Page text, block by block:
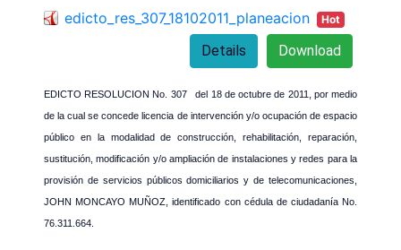
edicto_res_307_18102011_planeacion Hot
Download
Details
EDICTO RESOLUCION No. 307 del 18 de octubre de 2011, por medio
de la cual se concede licencia de intervención y/o ocupación de espacio
público en la modalidad de construcción, rehabilitación, reparación,
sustitución, modificación y/o ampliación de instalaciones y redes para la
provisión de servicios públicos domiciliarios y de telecomunicaciones,
JOHN MONCAYO MUÑOZ, identificado con cédula de ciudadanía No.
76.311.664.